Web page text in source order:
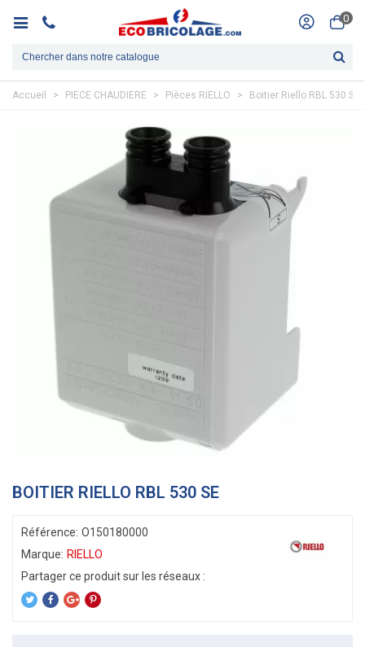
0
Accueil > PIECE CHAUDIERE > Pièces RIELLO > Boitier Riello RBL 530 SE
BOITIER RIELLO RBL 530 SE
Référence: O150180000
Marque: RIELLO